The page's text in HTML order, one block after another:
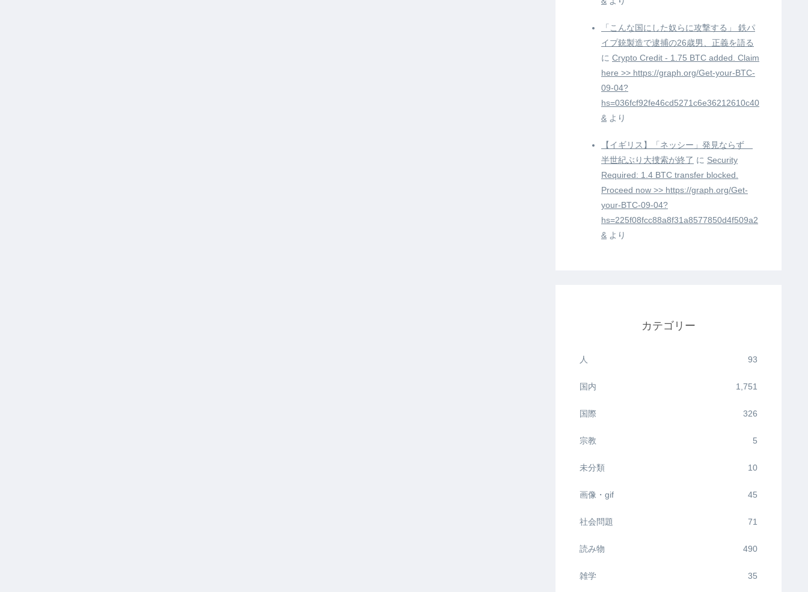
「こんな国にした奴らに攻撃する」 鉄パ
イプ銃製造で逮捕の26歳男、正義を語る
に Crypto Credit - 1.75 BTC added. Claim
here >> https://graph.org/Get-your-BTC-
09-04?
hs=036fcf92fe46cd5271c6e36212610c40
& より
【イギリス】「ネッシー」発見ならず
半世紀ぶり大捜索が終了 に Security
Required: 1.4 BTC transfer blocked.
Proceed now >> https://graph.org/Get-
your-BTC-09-04?
hs=225f08fcc88a8f31a8577850d4f509a2
& より
カテゴリー
人 93
国内 1,751
国際 326
宗教 5
未分類 10
画像・gif 45
社会問題 71
読み物 490
雑学 35